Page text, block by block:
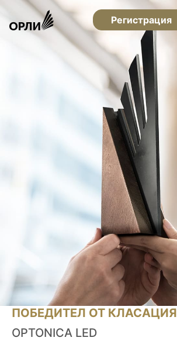
Регистрация
ПОБЕДИТЕЛ ОТ
OPTONICA LED